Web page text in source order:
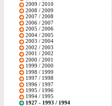
2009 / 2010
2008 / 2009
2007 / 2008
2006 / 2007
2005 / 2006
2004 / 2005
2003 / 2004
2002 / 2003
2001 / 2002
2000 / 2001
1999 / 2000
1998 / 1999
1997 / 1998
1996 / 1997
1995 / 1996
1994 / 1995
1927 - 1993 / 1994